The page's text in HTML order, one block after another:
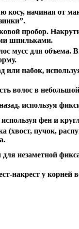
косу, начиная от
пробор.
шпильками.
мусс для
или набок,
волос в
используя
фен и
(хвост, пучок,
незаметной
накрест у корней